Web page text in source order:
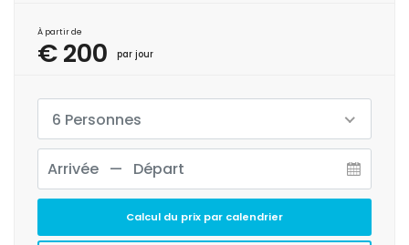
À partir de
€ 200 par jour
6 Personnes
Calcul du prix par calendrier